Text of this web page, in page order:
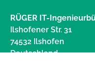
RÜGER IT-
Ilshofener Str. 31
74532 Ilshofen
Deutschland